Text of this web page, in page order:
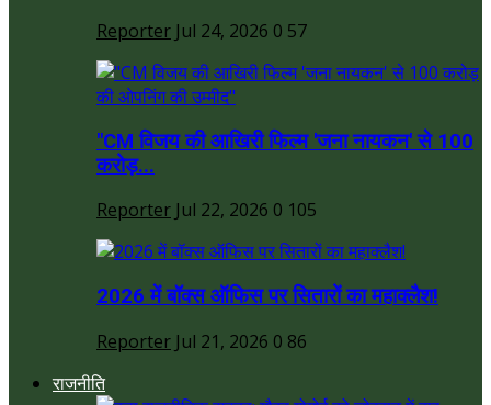
Reporter Jul 24, 2026 0 57
"CM विजय की आखिरी फिल्म 'जना नायकन' से 100
करोड़...
Reporter Jul 22, 2026 0 105
2026 में बॉक्स ऑफिस पर सितारों का महाक्लैश!
Reporter Jul 21, 2026 0 86
राजनीति